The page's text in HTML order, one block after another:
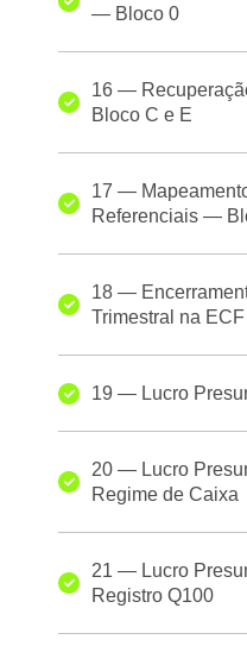
— Bloco 0
16 —
Bloco C e E
17 —
Referenciais —
18 —
Trimestral na
19 — Lucro
20 — Lucro
Regime de Caixa
21 — Lucro
Registro Q100